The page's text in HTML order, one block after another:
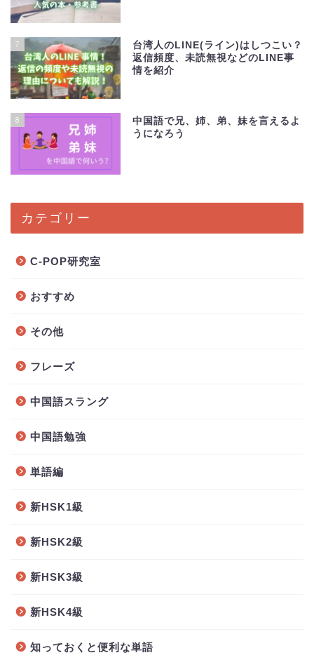
7
台湾人のLINE(ライン)はしつこい？
返信頻度、未読無視などのLINE事
情を紹介
8
中国語で兄、姉、弟、妹を言えるよ
うになろう
カテゴリー
C-POP研究室
おすすめ
その他
フレーズ
中国語スラング
中国語勉強
単語編
新HSK1級
新HSK2級
新HSK3級
新HSK4級
知っておくと便利な単語